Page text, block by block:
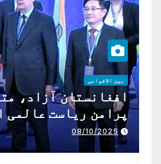
بین الاقوامی
افغانستان آزاد،
پرامن ریاست عالمی
تعاون کے لیے
08/10/2025